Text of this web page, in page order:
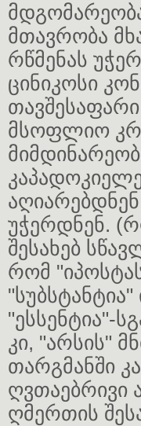
მთავრობა
რწმენას
ცინიკოსი
მსოფლიო
უჭერდნენ.
შესახებ
რომ
"ესსენტია"-
კი, "არსის"
თარგმანში
ღვთაებრივი
ღმერთის